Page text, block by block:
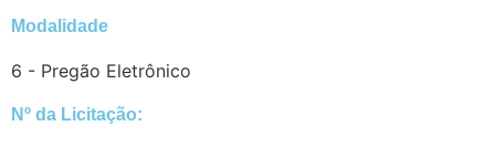
Modalidade
6 - Pregão Eletrônico
Nº da Licitação: ​​